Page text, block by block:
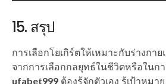
15. สรุป
การเลือกโยเกิร์ตให้เหมาะกับร่างกา
จากการเลือกกลยุทธ์ในชีวิตหรือในก
ufabet999 ต้องรู้จักตัวเอง รู้เป้าหมา